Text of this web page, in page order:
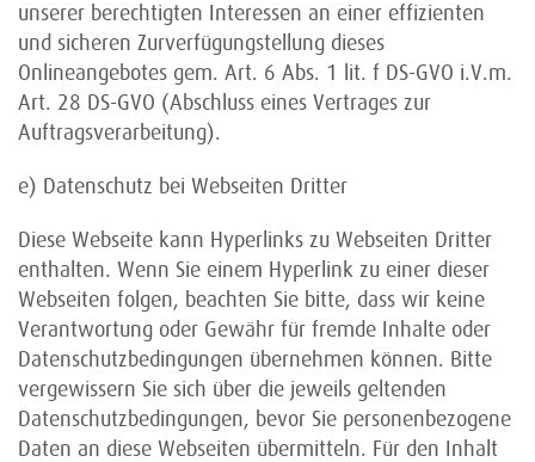
unserer berechtigten Interessen an einer effizienten
und sicheren Zurverfügungstellung dieses
Onlineangebotes gem. Art. 6 Abs. 1 lit. f DS-GVO i.V.m.
Art. 28 DS-GVO (Abschluss eines Vertrages zur
Auftragsverarbeitung).
e) Datenschutz bei Webseiten Dritter
Diese Webseite kann Hyperlinks zu Webseiten Dritter
enthalten. Wenn Sie einem Hyperlink zu einer dieser
Webseiten folgen, beachten Sie bitte, dass wir keine
Verantwortung oder Gewähr für fremde Inhalte oder
Datenschutzbedingungen übernehmen können. Bitte
vergewissern Sie sich über die jeweils geltenden
Datenschutzbedingungen, bevor Sie personenbezogene
Daten an diese Webseiten übermitteln. Für den Inhalt